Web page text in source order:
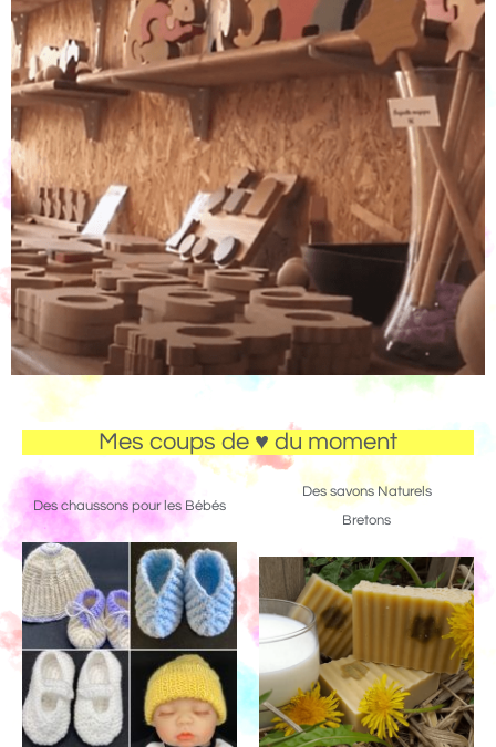
Mes coups de ♥ du moment
Des chaussons pour les Bébés
Des savons Naturels
Bretons